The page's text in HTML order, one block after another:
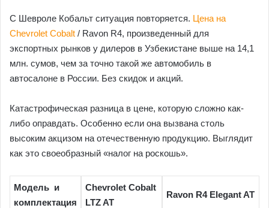
С Шевроле Кобальт ситуация повторяется. Цена на
Chevrolet Cobalt / Ravon R4, произведенный для
экспортных рынков у дилеров в Узбекистане выше на 14,1
млн. сумов, чем за точно такой же автомобиль в
автосалоне в России. Без скидок и акций.
Катастрофическая разница в цене, которую сложно как-
либо оправдать. Особенно если она вызвана столь
высоким акцизом на отечественную продукцию. Выглядит
как это своеобразный «налог на роскошь».
Модель и
комплектация
Chevrolet Cobalt
LTZ AT
Ravon R4 Elegant AT